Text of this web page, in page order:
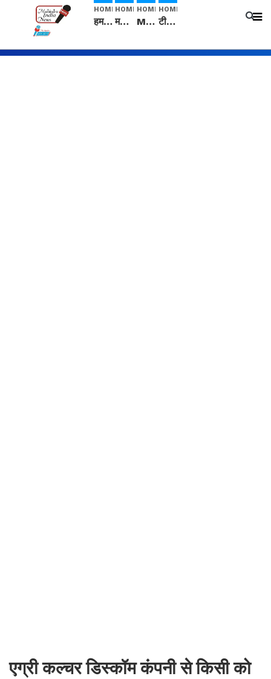
HOME
हम सनातनी..." सांसद kangana Ranaut से क्या बोली लड़की? Viral Jantar-Mantar | CJP protest
HOME
मनीषा हत्याकांड: हत्या, आत्महत्या या कोई बड़ा राज? | Full Story | Josh Haryana
HOME
Mangalsutra: हिंदू धर्म में शादी के बाद मंगलसूत्र क्यों पहनती है महिलाएं, किसने शुरु की ये परंपरा
HOME
टीम बीकेई ने एग्रीकल्चर ग्रेड की यूरिया खाद गट्टों में बदलकर टेक्निकल ग्रेड में बेचने वालों पर करवाई कार्रवाई: लखविंदर सिंह औलख
एग्री कल्चर डिस्कॉम कंपनी से किसी को